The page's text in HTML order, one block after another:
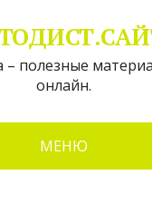
– полезные
онлайн.
МЕНЮ